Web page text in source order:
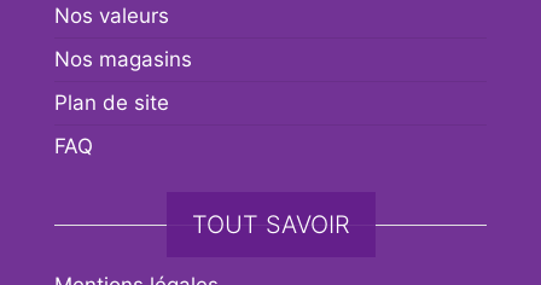
Nos valeurs
Nos magasins
Plan de site
FAQ
TOUT SAVOIR